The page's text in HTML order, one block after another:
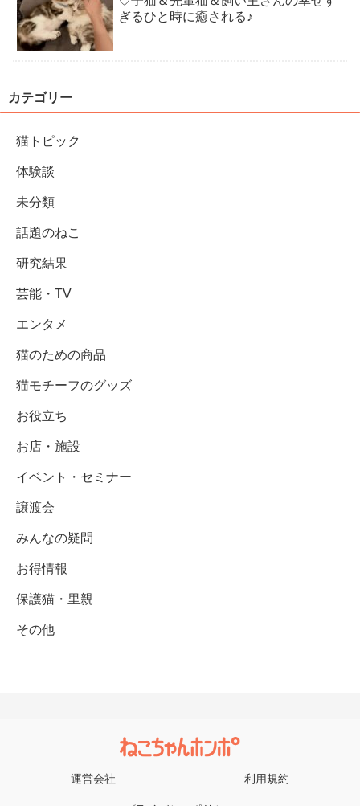
ぎるひと時に癒される♪
カテゴリー
猫トピック
体験談
未分類
話題のねこ
研究結果
芸能・TV
エンタメ
猫のための商品
猫モチーフのグッズ
お役立ち
お店・施設
イベント・セミナー
譲渡会
みんなの疑問
お得情報
保護猫・里親
その他
運営会社 利用規約